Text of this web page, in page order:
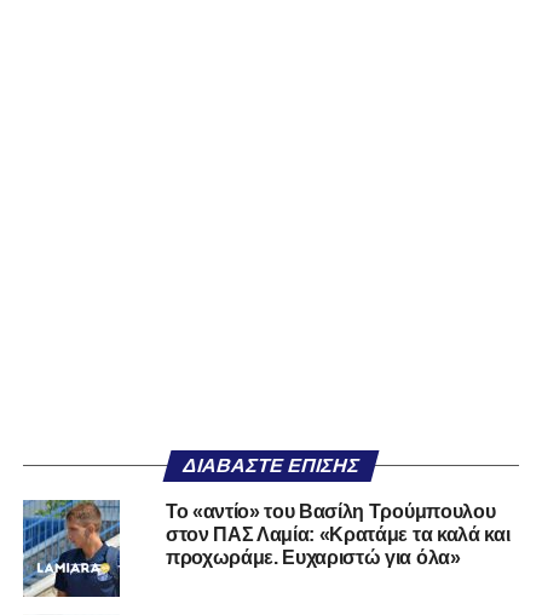
ΔΙΑΒΆΣΤΕ ΕΠΊΣΗΣ
Το «αντίο» του Βασίλη Τρούμπουλου
στον ΠΑΣ Λαμία: «Κρατάμε τα καλά και
προχωράμε. Ευχαριστώ για όλα»